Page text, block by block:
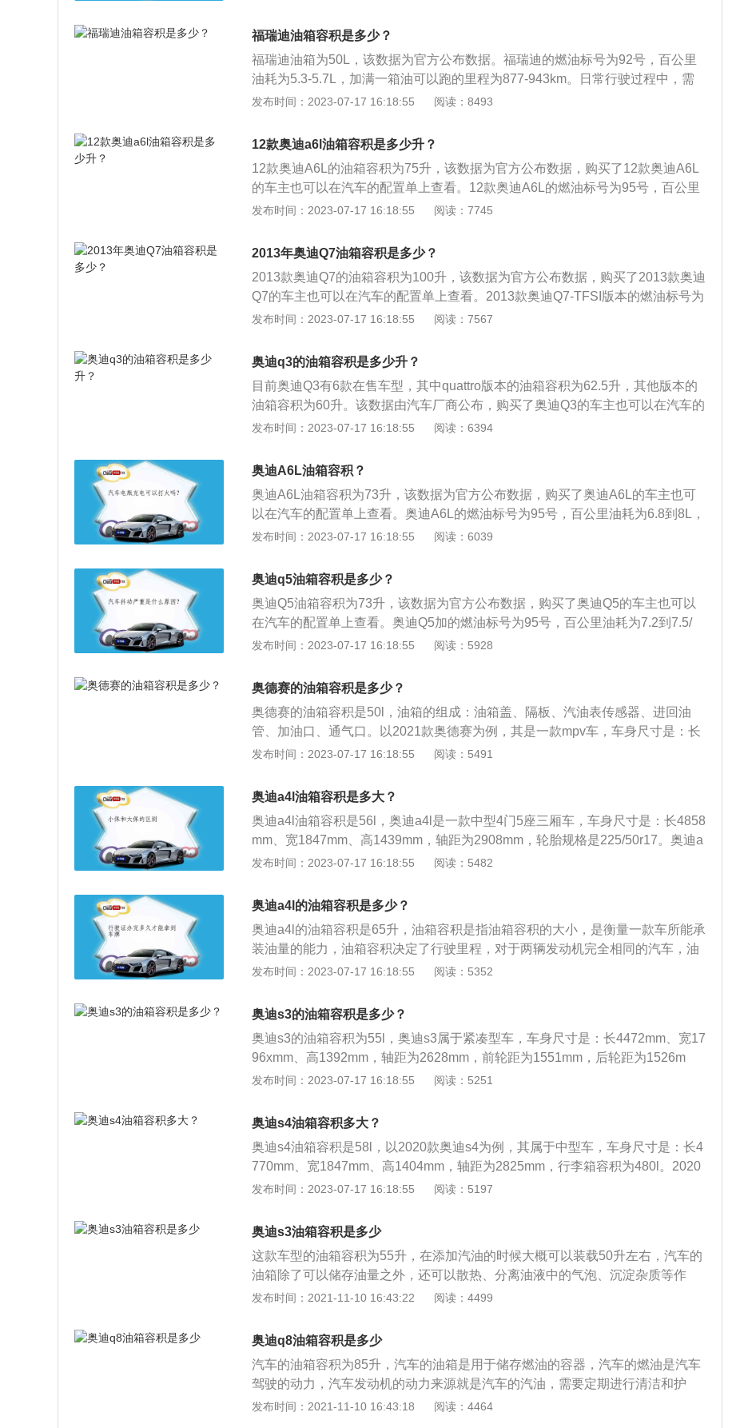
配上，配备10.25英寸的液晶仪表，10.1触控液晶显示屏，有很好的科技感。
福瑞迪油箱容积是多少？
福瑞迪油箱为50L，该数据为官方公布数据。福瑞迪的燃油标号为92号，百公里
油耗为5.3-5.7L，加满一箱油可以跑的里程为877-943km。日常行驶过程中，需
要随时注意油箱的剩余油量。一般都是通过车内的燃油表进行读数的观察，如果
格，一般燃油表还剩2格的时候就要加油，以免开到半路没油的情况发生。实际
加油过程中，油的量可能会超出标定的容积，这是由于汽车厂家所标定的油箱容
积是从油箱底到安全界度的容积，而从安全界度到油箱口还有一定的空间，这个
空间是为了保证油箱内的油品在温度变高的情况下膨胀，而不至于溢出油箱的安
全空间。如果在加油过程中把油加到油箱口，就会产生实际加油量比标定油箱容
发布时间：2023-07-17 16:18:55 阅读：8493
12款奥迪a6l油箱容积是多少升？
12款奥迪A6L的油箱容积为75升，该数据为官方公布数据，购买了12款奥迪A6L
的车主也可以在汽车的配置单上查看。12款奥迪A6L的燃油标号为95号，百公里
油耗为6.9L，加满一箱油可以跑的里程为1086km。日常行驶过程中，需要随时注
问题，油量的数值会真实的反应到油表上。仪表的燃油表一般有5到6格，一般燃
油表还剩2格的时候就要加油，以免开到半路没油的情况发生。实际加油过程
中，油的量可能会超出标定的容积，这是由于汽车厂家所标定的油箱容积是从油
箱底到安全界度的容积，而从安全界度到油箱口还有一定的空间，这个空间是为
了保证油箱内的油品在温度变高的情况下膨胀，而不至于溢出油箱的安全空间。
况。
发布时间：2023-07-17 16:18:55 阅读：7745
2013年奥迪Q7油箱容积是多少？
2013款奥迪Q7的油箱容积为100升，该数据为官方公布数据，购买了2013款奥迪
Q7的车主也可以在汽车的配置单上查看。2013款奥迪Q7-TFSI版本的燃油标号为
95号，其他版本的燃油标号为0号柴油，百公里油耗为6.9到7.9/L，加满一箱油可
量。一般都是通过车内的燃油表进行读数的观察，如果没有其他问题，油量的数
值会真实的反应到油表上。仪表的燃油表一般有5到6格，一般燃油表还剩2格的
时候就要加油，以免开到半路没油的情况发生。实际加油过程中，油的量可能会
超出标定的容积，这是由于汽车厂家所标定的油箱容积是从油箱底到安全界度的
容积，而从安全界度到油箱口还有一定的空间，这个空间是为了保证油箱内的油
把油加到油箱口，就会产生实际加油量比标定油箱容积大的情况。
发布时间：2023-07-17 16:18:55 阅读：7567
奥迪q3的油箱容积是多少升？
目前奥迪Q3有6款在售车型，其中quattro版本的油箱容积为62.5升，其他版本的
油箱容积为60升。该数据由汽车厂商公布，购买了奥迪Q3的车主也可以在汽车的
配置单上查看。奥迪Q3的燃油标号为95号，其中quattro版本的百公里油耗为7.5
可以行驶882-896KM。日常行驶过程中，需要随时注意油箱的剩余油量。一般都
是通过车内的燃油表进行读数的观察，如果没有其他问题，油量的数值会真实的
反应到油表上。仪表的燃油表一般有5到6格，一般燃油表还剩2格的时候就要加
油，以免开到半路没油的情况发生。实际加油过程中，油的量可能会超出标定的
容积，这是由于汽车厂家所标定的油箱容积是从油箱底到安全界度的容积，而从
高的情况下膨胀，而不至于溢出油箱的安全空间。如果在加油过程中把油加到油
箱口，就会产生实际加油量比标定油箱容积大的情况。
发布时间：2023-07-17 16:18:55 阅读：6394
奥迪A6L油箱容积？
奥迪A6L油箱容积为73升，该数据为官方公布数据，购买了奥迪A6L的车主也可
以在汽车的配置单上查看。奥迪A6L的燃油标号为95号，百公里油耗为6.8到8L，
加满一箱油可以跑的里程为913到1073km。日常行驶过程中，需要随时注意油箱
油量的数值会真实的反应到油表上。仪表的燃油表一般有5到6格，一般燃油表还
剩2格的时候就要加油，以免开到半路没油的情况发生。实际加油过程中，油的
量可能会超出标定的容积，这是由于汽车厂家所标定的油箱容积是从油箱底到安
全界度的容积，而从安全界度到油箱口还有一定的空间，这个空间是为了保证油
箱内的油品在温度变高的情况下膨胀，而不至于溢出油箱的安全空间。如果在加
发布时间：2023-07-17 16:18:55 阅读：6039
奥迪q5油箱容积是多少？
奥迪Q5油箱容积为73升，该数据为官方公布数据，购买了奥迪Q5的车主也可以
在汽车的配置单上查看。奥迪Q5加的燃油标号为95号，百公里油耗为7.2到7.5/
L，加满一箱油可以跑的里程为973到1013km。日常行驶过程中，需要随时注意
题，油量的数值会真实的反应到油表上。仪表的燃油表一般有5到6格，一般燃油
表还剩2格的时候就要加油，以免开到半路没油的情况发生。实际加油过程中，
油的量可能会超出标定的容积，这是由于汽车厂家所标定的油箱容积是从油箱底
到安全界度的容积，而从安全界度到油箱口还有一定的空间，这个空间是为了保
证油箱内的油品在温度变高的情况下膨胀，而不至于溢出油箱的安全空间。如果
发布时间：2023-07-17 16:18:55 阅读：5928
奥德赛的油箱容积是多少？
奥德赛的油箱容积是50l，油箱的组成：油箱盖、隔板、汽油表传感器、进回油
管、加油口、通气口。以2021款奥德赛为例，其是一款mpv车，车身尺寸是：长
4847mm、宽1820mm、高1702mm，轴距为2900mm，车身重量为1822kg。202
大功率是107kw，与其匹配的是电子无级变速箱。
发布时间：2023-07-17 16:18:55 阅读：5491
奥迪a4l油箱容积是多大？
奥迪a4l油箱容积是56l，奥迪a4l是一款中型4门5座三厢车，车身尺寸是：长4858
mm、宽1847mm、高1439mm，轴距为2908mm，轮胎规格是225/50r17。奥迪a
4l搭载了2.0T涡轮增压发动机和7挡双离合变速箱，最大功率是110千瓦，最大功
50到4200转，其驱动方式是前置前驱，前后悬架均使用五连杆独立悬架。
发布时间：2023-07-17 16:18:55 阅读：5482
奥迪a4l的油箱容积是多少？
奥迪a4l的油箱容积是65升，油箱容积是指油箱容积的大小，是衡量一款车所能承
装油量的能力，油箱容积决定了行驶里程，对于两辆发动机完全相同的汽车，油
箱越大跑得越远。奥迪a4l车身的长宽高分别为4851mm、1847mm、1439mm，
m到6000rpm，最大扭矩为320nm，最大扭矩转速为1450rpm到4200rpm。
发布时间：2023-07-17 16:18:55 阅读：5352
奥迪s3的油箱容积是多少？
奥迪s3的油箱容积为55l，奥迪s3属于紧凑型车，车身尺寸是：长4472mm、宽17
96xmm、高1392mm，轴距为2628mm，前轮距为1551mm，后轮距为1526m
m。奥迪s3搭载了2.0l涡轮增压发动机，最大马力是286ps，最大功率是210kw，
分钟1800至5100rpm。
发布时间：2023-07-17 16:18:55 阅读：5251
奥迪s4油箱容积多大？
奥迪s4油箱容积是58l，以2020款奥迪s4为例，其属于中型车，车身尺寸是：长4
770mm、宽1847mm、高1404mm，轴距为2825mm，行李箱容积为480l。2020
款奥迪s4的前悬架是五连杆独立悬架，后悬架是五连杆独立悬架，其搭载了3.0t
与其匹配的是8挡手自一体变速箱。
发布时间：2023-07-17 16:18:55 阅读：5197
奥迪s3油箱容积是多少
这款车型的油箱容积为55升，在添加汽油的时候大概可以装载50升左右，汽车的
油箱除了可以储存油量之外，还可以散热、分离油液中的气泡、沉淀杂质等作
用。油箱是汽车上用来装燃料的容器，除了储存汽油以外，还可以起到散热分离
器，加热器，滤清器等部件。在汽车使用一段时间后需要定期的对油箱进行彻底
的清洗，定期维护油箱可以更好的延长油箱的使用寿命。汽车的油箱容积可以衡
量汽车可以装载的油量，越大汽车的续航能力越有保障。
发布时间：2021-11-10 16:43:22 阅读：4499
奥迪q8油箱容积是多少
汽车的油箱容积为85升，汽车的油箱是用于储存燃油的容器，汽车的燃油是汽车
驾驶的动力，汽车发动机的动力来源就是汽车的汽油，需要定期进行清洁和护
理。Q8外观的特点是前脸夸张的八边形，升级了导航系统，可根据以往旅程提供
发布时间：2021-11-10 16:43:18 阅读：4464